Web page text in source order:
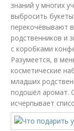
знаний у многих
выбросить
перекочёвывают
родственников и
с коробками
Разумеется, в
косметические
младших
подошёл аромат.
исчерпывает